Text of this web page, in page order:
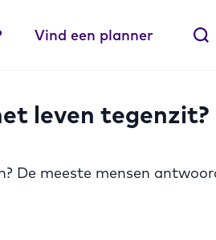
Vind een planner
leven tegenzit?
De meeste mensen